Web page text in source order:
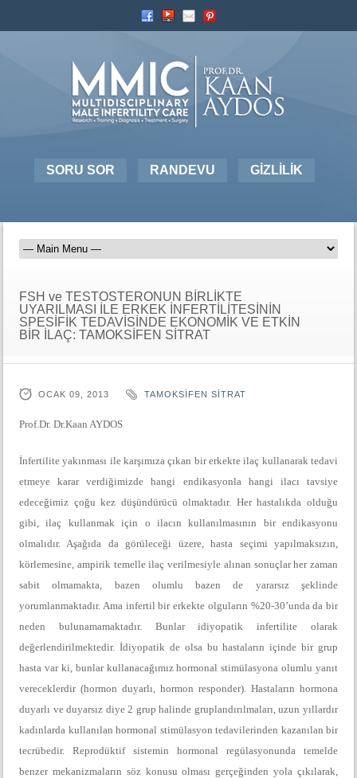
SORU SOR RANDEVU GİZLİLİK
FSH ve TESTOSTERONUN BİRLİKTE
UYARILMASI İLE ERKEK İNFERTİLİTESİNİN
SPESİFİK TEDAVİSİNDE EKONOMİK VE ETKİN
BİR İLAÇ: TAMOKSİFEN SİTRAT
OCAK 09, 2013 TAMOKSIFEN SITRAT
Prof.Dr. Dr.Kaan AYDOS
İnfertilite yakınması ile karşımıza çıkan bir erkekte ilaç kullanarak tedavi
etmeye karar verdiğimizde hangi endikasyonla hangi ilacı tavsiye
edeceğimiz çoğu kez düşündürücü olmaktadır. Her hastalıkda olduğu
gibi, ilaç kullanmak için o ilacın kullanılmasının bir endikasyonu
olmalıdır. Aşağıda da görüleceği üzere, hasta seçimi yapılmaksızın,
körlemesine, ampirik temelle ilaç verilmesiyle alınan sonuçlar her zaman
sabit olmamakta, bazen olumlu bazen de yararsız şeklinde
yorumlanmaktadır. Ama infertil bir erkekte olguların %20-30’unda da bir
neden bulunamamaktadır. Bunlar idiyopatik infertilite olarak
değerlendirilmektedir. İdiyopatik de olsa bu hastaların içinde bir grup
hasta var ki, bunlar kullanacağımız hormonal stimülasyona olumlu yanıt
vereceklerdir (hormon duyarlı, hormon responder). Hastaların hormona
duyarlı ve duyarsız diye 2 grup halinde gruplandırılmaları, uzun yıllardır
kadınlarda kullanılan hormonal stimülasyon tedavilerinden kazanılan bir
tecrübedir. Reprodüktif sistemin hormonal regülasyonunda temelde
benzer mekanizmaların söz konusu olması gerçeğinden yola çıkılarak,